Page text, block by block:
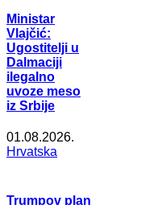
Ministar
Vlajčić:
Ugostitelji u
Dalmaciji
ilegalno
uvoze meso
iz Srbije
01.08.2026.
Hrvatska
Trumpov plan